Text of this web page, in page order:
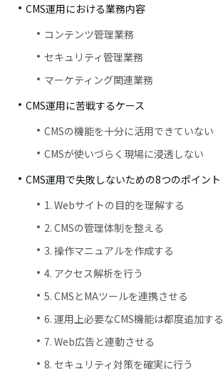
CMS運用における業務内容
コンテンツ管理業務
セキュリティ管理業務
マーケティング関連業務
CMS運用に苦戦するケース
CMSの機能を十分に活用できていない
CMSが使いづらく現場に浸透しない
CMS運用で失敗しないための8つのポイント
1. Webサイトの目的を理解する
2. CMSの管理体制を整える
3. 操作マニュアルを作成する
4. アクセス解析を行う
5. CMSとMAツールを連携させる
6. 運用上必要なCMS機能は都度追加する
7. Web広告と連動させる
8. セキュリティ対策を確実に行う